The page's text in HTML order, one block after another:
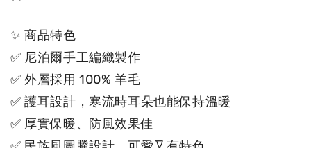
✨ 商品特色
✅ 尼泊爾手工編織製作
✅ 外層採用 100% 羊毛
✅ 護耳設計，寒流時耳朵也能保持溫暖
✅ 厚實保暖、防風效果佳